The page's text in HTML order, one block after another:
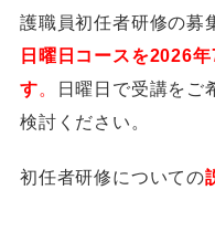
護職員初任者研修の募
日曜日コースを2026
す。
日曜日で受講をご
検討ください。
初任者研修についての